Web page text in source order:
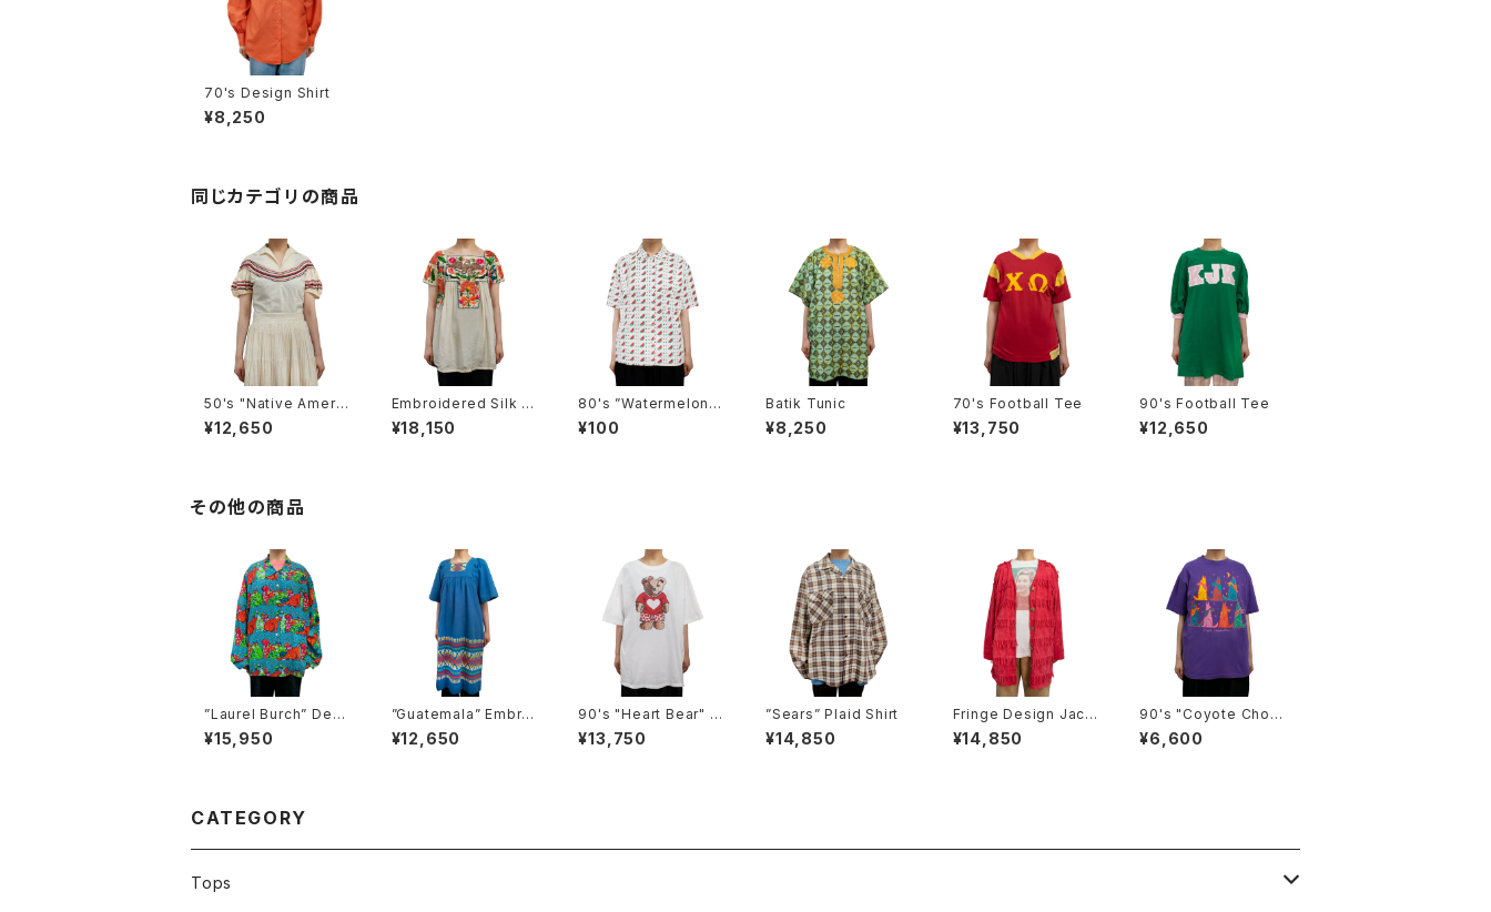
70's Design Shirt
¥8,250
同じカテゴリの商品
50's "Native Americ
an" Tops
¥12,650
Embroidered Silk T
unic
¥18,150
80's ”Watermelon”
Shirt
¥100
Batik Tunic
¥8,250
70's Football Tee
¥13,750
90's Football Tee
¥12,650
その他の商品
”Laurel Burch” Desi
gn Shirt
¥15,950
”Guatemala” Embroi
dered Dress
¥12,650
90's "Heart Bear" T
ee
¥13,750
”Sears” Plaid Shirt
¥14,850
Fringe Design Jack
et
¥14,850
90's "Coyote Choru
s Line" Tee
¥6,600
CATEGORY
Tops